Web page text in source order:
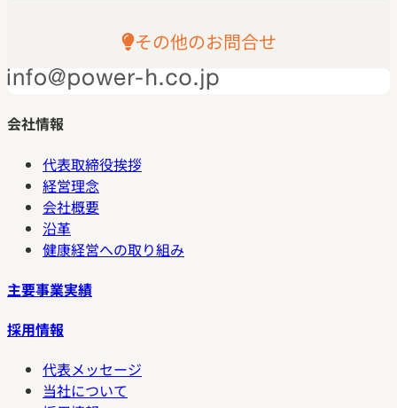
その他のお問合せ
会社情報
代表取締役挨拶
経営理念
会社概要
沿革
健康経営への取り組み
主要事業実績
採用情報
代表メッセージ
当社について